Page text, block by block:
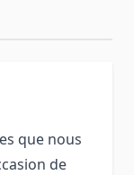
que nous
de